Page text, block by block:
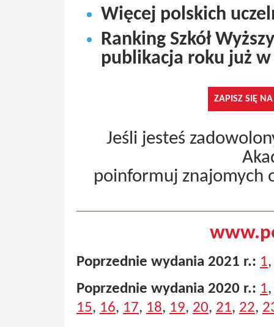
Więcej polskich
Ranking Szkół
publikacja roku już
ZAPISZ SIĘ
Jeśli jesteś
poinformuj znajomych
Poprzednie wydania 2021 r.: 1
Poprzednie wydania 2020 r.: 1
15, 16, 17, 18, 19, 20, 21, 22,